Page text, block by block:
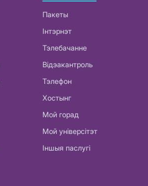
Пакеты
Інтэрнэт
Тэлебачанне
Відэакантроль
Тэлефон
Хостынг
Мой горад
Мой універсітэт
Іншыя паслугі